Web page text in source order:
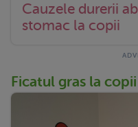
Cauzele durerii
stomac la copii
Ficatul gras la copii